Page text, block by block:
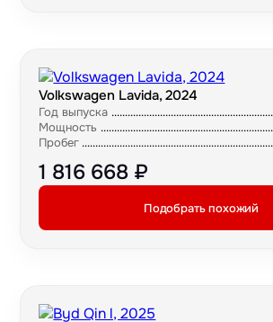
Volkswagen Lavida, 2024
Год выпуска
Мощность
Пробег
1 816 668 ₽
Подобрать похожий